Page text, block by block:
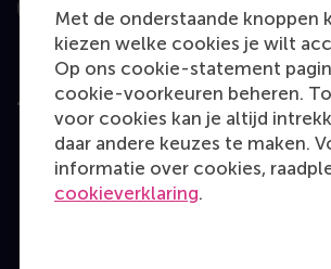
Met de onderstaande knoppen
kiezen welke cookies je wilt
Op ons cookie-statement
cookie-voorkeuren beheren.
voor cookies kan je altijd
daar andere keuzes te maken.
informatie over cookies,
cookieverklaring.
InstagramLinkedInFacebookYouTube
X
User Terms Privacy Statement
Cookie policy